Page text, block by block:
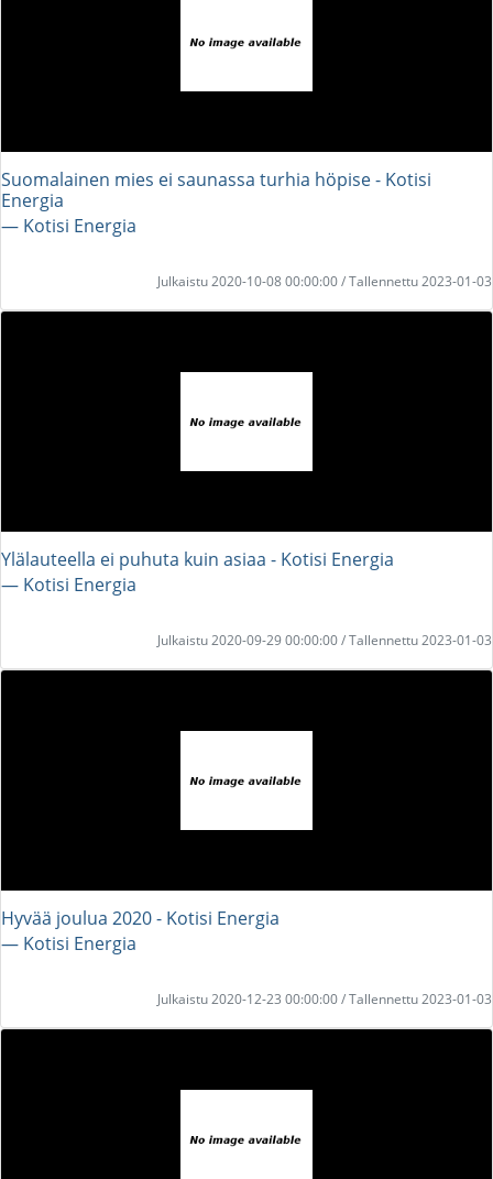
Suomalainen mies ei saunassa turhia höpise - Kotisi
Energia
― Kotisi Energia
Julkaistu 2020-10-08 00:00:00 / Tallennettu 2023-01-03
Ylälauteella ei puhuta kuin asiaa - Kotisi Energia
― Kotisi Energia
Julkaistu 2020-09-29 00:00:00 / Tallennettu 2023-01-03
Hyvää joulua 2020 - Kotisi Energia
― Kotisi Energia
Julkaistu 2020-12-23 00:00:00 / Tallennettu 2023-01-03